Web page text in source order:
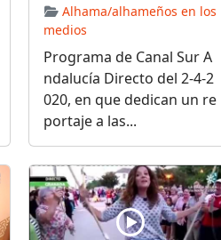
Alhama/alhameños en los
medios
Programa de Canal Sur A
ndalucía Directo del 2-4-2
020, en que dedican un re
portaje a las...